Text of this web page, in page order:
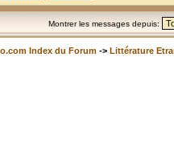
Montrer les messages depuis:
Index du Forum -> Littérature